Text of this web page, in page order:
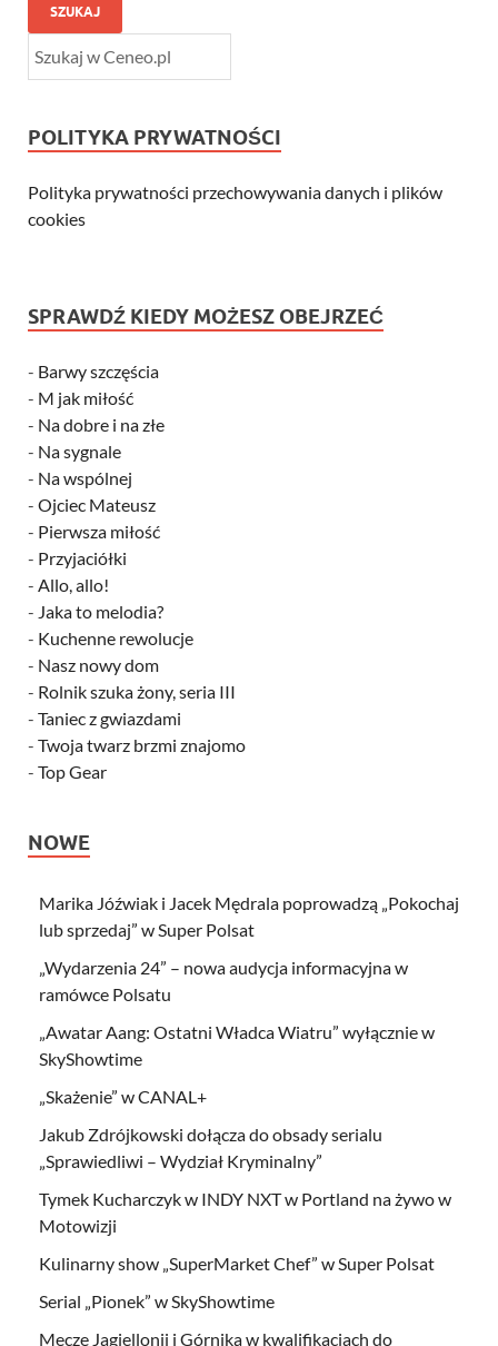
SZUKAJ
POLITYKA PRYWATNOŚCI
Polityka prywatności przechowywania danych i plików
cookies
SPRAWDŹ KIEDY MOŻESZ OBEJRZEĆ
- Barwy szczęścia
- M jak miłość
- Na dobre i na złe
- Na sygnale
- Na wspólnej
- Ojciec Mateusz
- Pierwsza miłość
- Przyjaciółki
- Allo, allo!
- Jaka to melodia?
- Kuchenne rewolucje
- Nasz nowy dom
- Rolnik szuka żony, seria III
- Taniec z gwiazdami
- Twoja twarz brzmi znajomo
- Top Gear
NOWE
Marika Jóźwiak i Jacek Mędrala poprowadzą „Pokochaj
lub sprzedaj” w Super Polsat
„Wydarzenia 24” – nowa audycja informacyjna w
ramówce Polsatu
„Awatar Aang: Ostatni Władca Wiatru” wyłącznie w
SkyShowtime
„Skażenie” w CANAL+
Jakub Zdrójkowski dołącza do obsady serialu
„Sprawiedliwi – Wydział Kryminalny”
Tymek Kucharczyk w INDY NXT w Portland na żywo w
Motowizji
Kulinarny show „SuperMarket Chef” w Super Polsat
Serial „Pionek” w SkyShowtime
Mecze Jagiellonii i Górnika w kwalifikacjach do